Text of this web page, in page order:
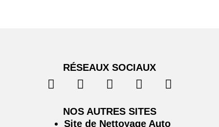
RÉSEAUX SOCIAUX
NOS AUTRES SITES
Site de Nettoyage Auto